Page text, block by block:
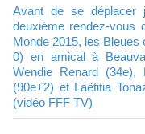
Avant de se déplacer
deuxième rendez-vous
Monde 2015, les Bleues
0) en amical à
Wendie Renard (34e),
(90e+2) et Laëtitia
(vidéo FFF TV)